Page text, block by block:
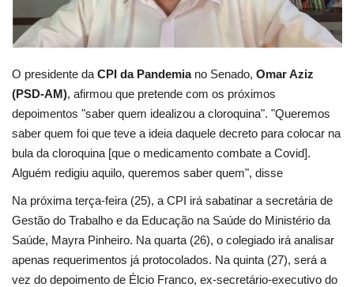
Esportes
Saúde
Language
portugues English
O presidente da CPI da Pandemiano Senado, Omar Aziz
(PSD-AM), afirmou que pretende com os próximos
depoimentos "saber quem idealizou a cloroquina". "Queremos
saber quem foi que teve a ideia daquele decreto para colocar na
bula da cloroquina [que o medicamento combate a Covid].
Alguém redigiu aquilo, queremos saber quem", disse
Na próxima terça-feira (25), a CPI irá sabatinar a secretária de
Gestão do Trabalho e da Educação na Saúde do Ministério da
Saúde, Mayra Pinheiro. Na quarta (26), o colegiado irá analisar
apenas requerimentos já protocolados. Na quinta (27), será a
vez do depoimento de Élcio Franco, ex-secretário-executivo do